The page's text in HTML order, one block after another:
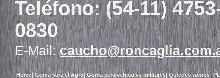
Teléfono: (54-11)
0830
E-Mail:
Home | Goma para el Agro | Goma para vehiculos militares | Quienes somos |